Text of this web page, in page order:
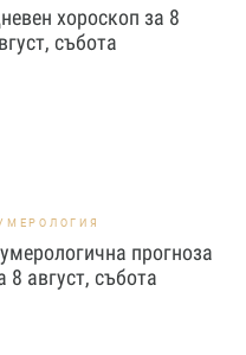
хороскоп за 8
събота
прогноза
8 август, събота